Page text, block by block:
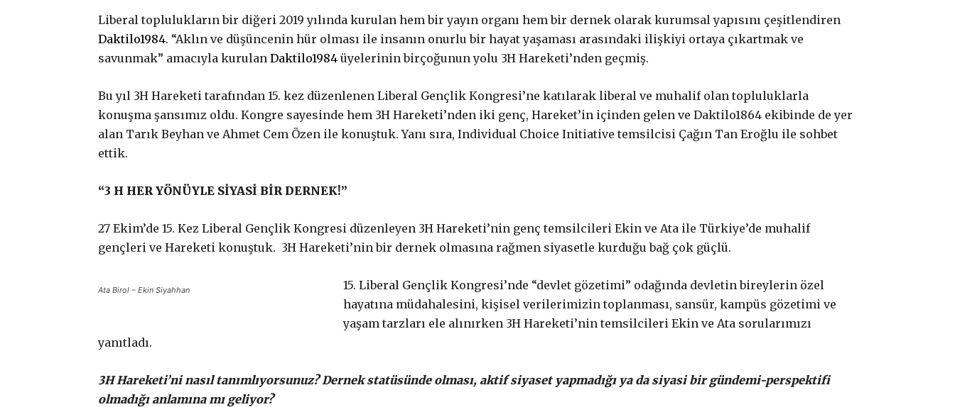
Liberal toplulukların bir diğeri 2019 yılında kurulan hem bir yayın organı hem bir dernek olarak kurumsal yapısını çeşitlendiren
Daktilo1984. “Aklın ve düşüncenin hür olması ile insanın onurlu bir hayat yaşaması arasındaki ilişkiyi ortaya çıkartmak ve
savunmak” amacıyla kurulan Daktilo1984 üyelerinin birçoğunun yolu 3H Hareketi’nden geçmiş.
Bu yıl 3H Hareketi tarafından 15. kez düzenlenen Liberal Gençlik Kongresi’ne katılarak liberal ve muhalif olan topluluklarla
konuşma şansımız oldu. Kongre sayesinde hem 3H Hareketi’nden iki genç, Hareket’in içinden gelen ve Daktilo1864 ekibinde de yer
alan Tarık Beyhan ve Ahmet Cem Özen ile konuştuk. Yanı sıra, Individual Choice Initiative temsilcisi Çağın Tan Eroğlu ile sohbet
ettik.
“3 H HER YÖNÜYLE SİYASİ BİR DERNEK!”
27 Ekim’de 15. Kez Liberal Gençlik Kongresi düzenleyen 3H Hareketi’nin genç temsilcileri Ekin ve Ata ile Türkiye’de muhalif
gençleri ve Hareketi konuştuk. 3H Hareketi’nin bir dernek olmasına rağmen siyasetle kurduğu bağ çok güçlü.
Ata Birol – Ekin Siyahhan
15. Liberal Gençlik Kongresi’nde “devlet gözetimi” odağında devletin bireylerin özel
hayatına müdahalesini, kişisel verilerimizin toplanması, sansür, kampüs gözetimi ve
yaşam tarzları ele alınırken 3H Hareketi’nin temsilcileri Ekin ve Ata sorularımızı
yanıtladı.
3H Hareketi’ni nasıl tanımlıyorsunuz? Dernek statüsünde olması, aktif siyaset yapmadığı ya da siyasi bir gündemi-perspektifi
olmadığı anlamına mı geliyor?